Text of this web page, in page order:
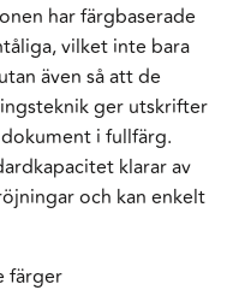
har färgbaserade
vilket inte bara
även så att de
ger utskrifter
i fullfärg.
klarar av
och kan enkelt
färger